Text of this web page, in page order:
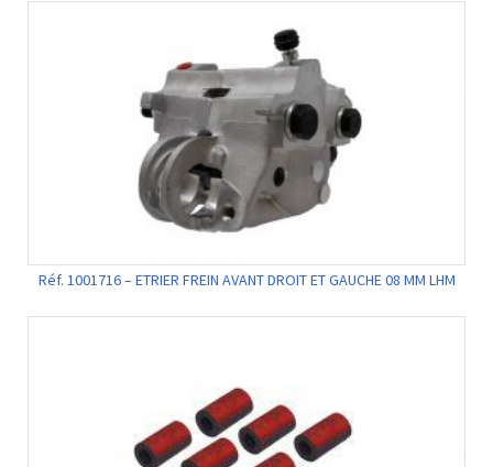
Réf. 1001716 – ETRIER FREIN AVANT DROIT ET GAUCHE 08 MM LHM